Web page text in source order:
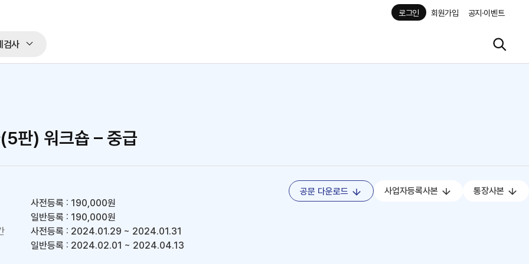
검사
로그인 회원가입 공지·이벤트
판) 워크숍 – 중급
사전등록 : 190,000원
일반등록 : 190,000원
사전등록 : 2024.01.29 ~ 2024.01.31
일반등록 : 2024.02.01 ~ 2024.04.13
공문 다운로드 사업자등록사본 통장사본